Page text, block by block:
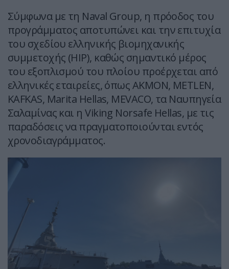
Σύμφωνα με τη Naval Group, η πρόοδος του
προγράμματος αποτυπώνει και την επιτυχία
του σχεδίου ελληνικής βιομηχανικής
συμμετοχής (HIP), καθώς σημαντικό μέρος
του εξοπλισμού του πλοίου προέρχεται από
ελληνικές εταιρείες, όπως AKMON, METLEN,
KAFKAS, Marita Hellas, MEVACO, τα Ναυπηγεία
Σαλαμίνας και η Viking Norsafe Hellas, με τις
παραδόσεις να πραγματοποιούνται εντός
χρονοδιαγράμματος.